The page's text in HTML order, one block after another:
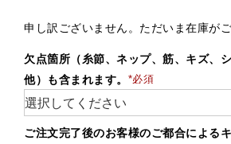
申し訳ございません。ただいま在庫がご
欠点箇所（糸節、ネップ、筋、キズ、
他）も含まれます。
ご注文完了後のお客様のご都合による